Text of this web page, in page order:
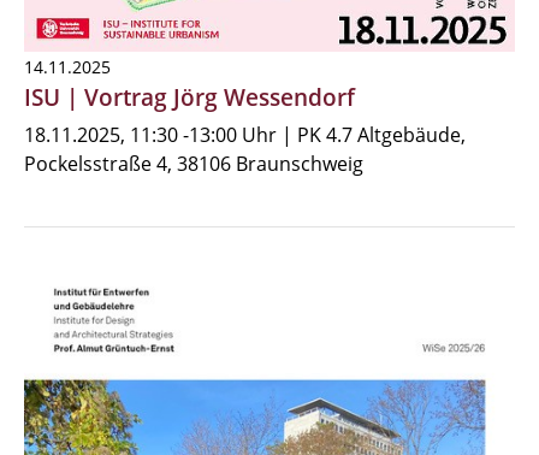
14.11.2025
ISU | Vortrag Jörg Wessendorf
18.11.2025, 11:30 -13:00 Uhr | PK 4.7 Altgebäude,
Pockelsstraße 4, 38106 Braunschweig